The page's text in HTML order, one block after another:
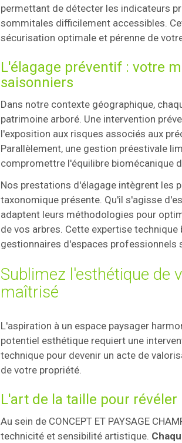
permettant de détecter les indicateurs
sommitales difficilement accessibles.
sécurisation optimale et pérenne de
L'élagage préventif : votre
saisonniers
Dans notre contexte géographique,
patrimoine arboré. Une intervention
l'exposition aux risques associés aux
Parallèlement, une gestion préestivale
compromettre l'équilibre biomécanique
Nos prestations d'élagage intègrent les
taxonomique présente. Qu'il s'agisse
adaptent leurs méthodologies pour
de vos arbres. Cette expertise
gestionnaires d'espaces professionnels
Sublimez l'esthétique de
maîtrisé
L'aspiration à un espace paysager
potentiel esthétique requiert une
technique pour devenir un acte de
de votre propriété.
L'art de la taille pour
Au sein de CONCEPT ET PAYSAGE
technicité et sensibilité artistique.